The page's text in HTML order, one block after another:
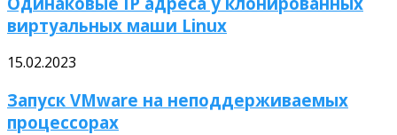
виртуальных маши Linux
15.02.2023
Запуск VMware на неподдерживаемых
процессорах